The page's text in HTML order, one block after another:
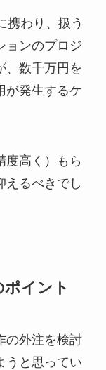
携わり、扱う
ョンのプロジ
、数千万円を
が発生するケ
度高く）もら
えるべきでし
イント
の外注を検討
うと思ってい